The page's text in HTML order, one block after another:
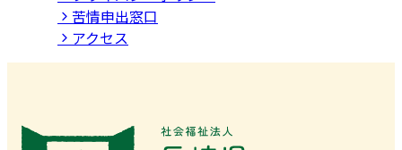
苦情申出窓口
アクセス